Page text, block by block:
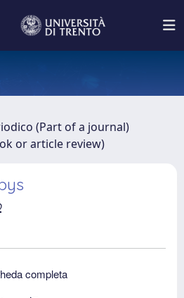
(Part of a journal)
or article review)
completa